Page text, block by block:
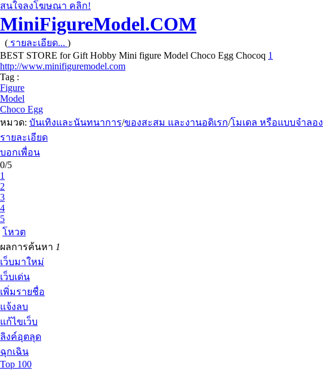
สนใจลงโฆษณา คลิก!
MiniFigureModel.COM
( รายละเอียด... )
BEST STORE for Gift Hobby Mini figure Model Choco Egg Chocoq 1
http://www.minifiguremodel.com
Tag :
Figure
Model
Choco Egg
หมวด: บันเทิงและนันทนาการ/ของสะสม และงานอดิเรก/โมเดล หรือแบบจำลอง
รายละเอียด
บอกเพื่อน
0/5
1
2
3
4
5
โหวต
ผลการค้นหา 1
เว็บมาใหม่
เว็บเด่น
เพิ่มรายชื่อ
แจ้งลบ
แก้ไขเว็บ
ลิงค์อุตลุด
ฉุกเฉิน
Top 100